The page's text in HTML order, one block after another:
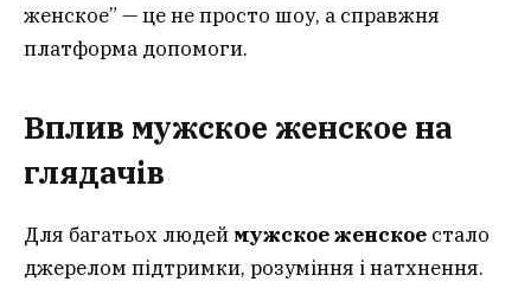
женское” — це не просто шоу, а справжня
платформа допомоги.
Вплив мужское женское на
глядачів
Для багатьох людей мужское женское стало
джерелом підтримки, розуміння і натхнення.